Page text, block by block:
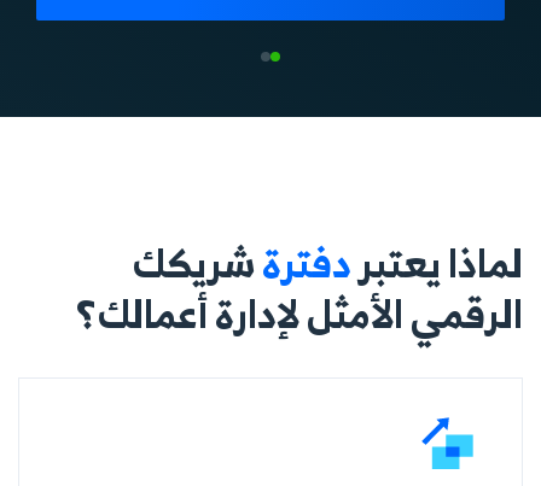
لماذا يعتبردفترةشريكك
الرقمي الأمثل لإدارة أعمالك؟